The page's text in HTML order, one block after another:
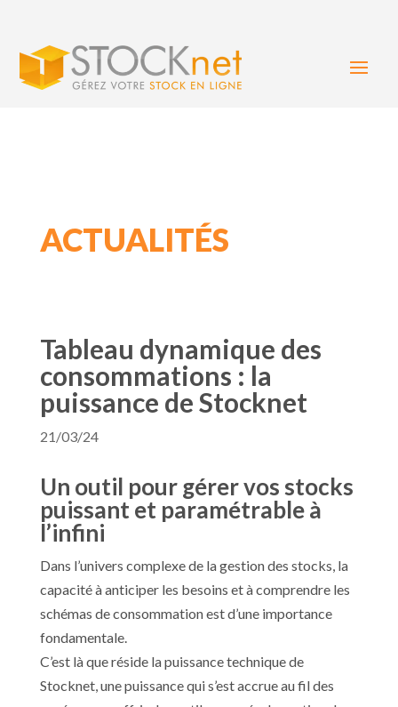
ACTUALITÉS
Tableau dynamique des
consommations : la
puissance de Stocknet
21/03/24
Un outil pour gérer vos stocks
puissant et paramétrable à
l’infini
Dans l’univers complexe de la gestion des stocks, la
capacité à anticiper les besoins et à comprendre les
schémas de consommation est d’une importance
fondamentale.
C’est là que réside la puissance technique de
Stocknet, une puissance qui s’est accrue au fil des